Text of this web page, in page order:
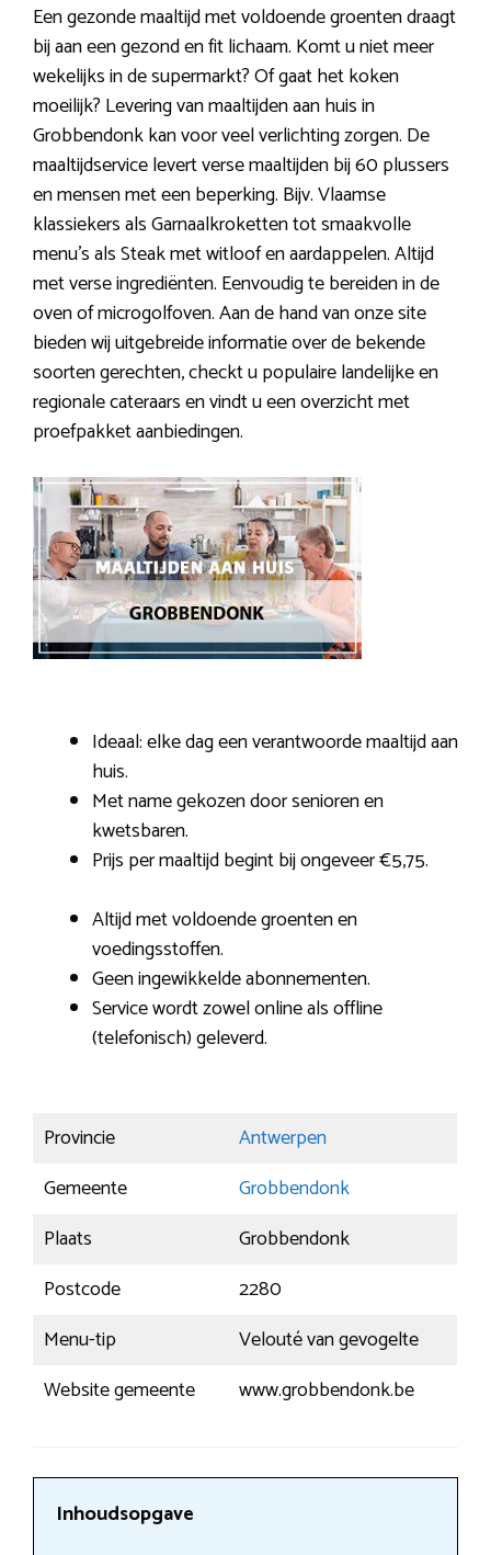
Een gezonde maaltijd met voldoende groenten draagt
bij aan een gezond en fit lichaam. Komt u niet meer
wekelijks in de supermarkt? Of gaat het koken
moeilijk? Levering van maaltijden aan huis in
Grobbendonk kan voor veel verlichting zorgen. De
maaltijdservice levert verse maaltijden bij 60 plussers
en mensen met een beperking. Bijv. Vlaamse
klassiekers als Garnaalkroketten tot smaakvolle
menu’s als Steak met witloof en aardappelen. Altijd
met verse ingrediënten. Eenvoudig te bereiden in de
oven of microgolfoven. Aan de hand van onze site
bieden wij uitgebreide informatie over de bekende
soorten gerechten, checkt u populaire landelijke en
regionale cateraars en vindt u een overzicht met
proefpakket aanbiedingen.
Ideaal: elke dag een verantwoorde maaltijd aan
huis.
Met name gekozen door senioren en
kwetsbaren.
Prijs per maaltijd begint bij ongeveer €5,75.
Altijd met voldoende groenten en
voedingsstoffen.
Geen ingewikkelde abonnementen.
Service wordt zowel online als offline
(telefonisch) geleverd.
Provincie
Antwerpen
Gemeente
Grobbendonk
Plaats
Grobbendonk
Postcode
2280
Menu-tip
Velouté van gevogelte
Website gemeente
www.grobbendonk.be
Inhoudsopgave